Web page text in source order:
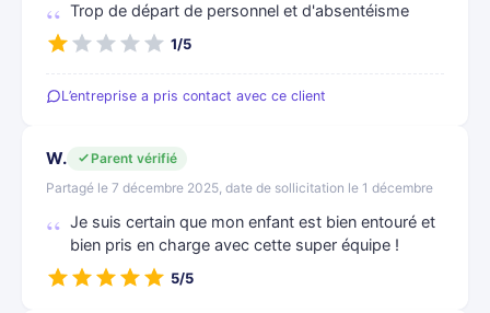
Trop de départ de personnel et d'absentéisme
1/5
L’entreprise a pris contact avec ce client
W.
Parent vérifié
Partagé le 7 décembre 2025, date de sollicitation le 1 décembre
Je suis certain que mon enfant est bien entouré et
bien pris en charge avec cette super équipe !
5/5